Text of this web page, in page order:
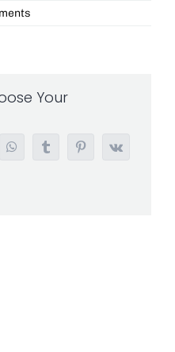
Your
WhatsAppTumblr PinterestVk